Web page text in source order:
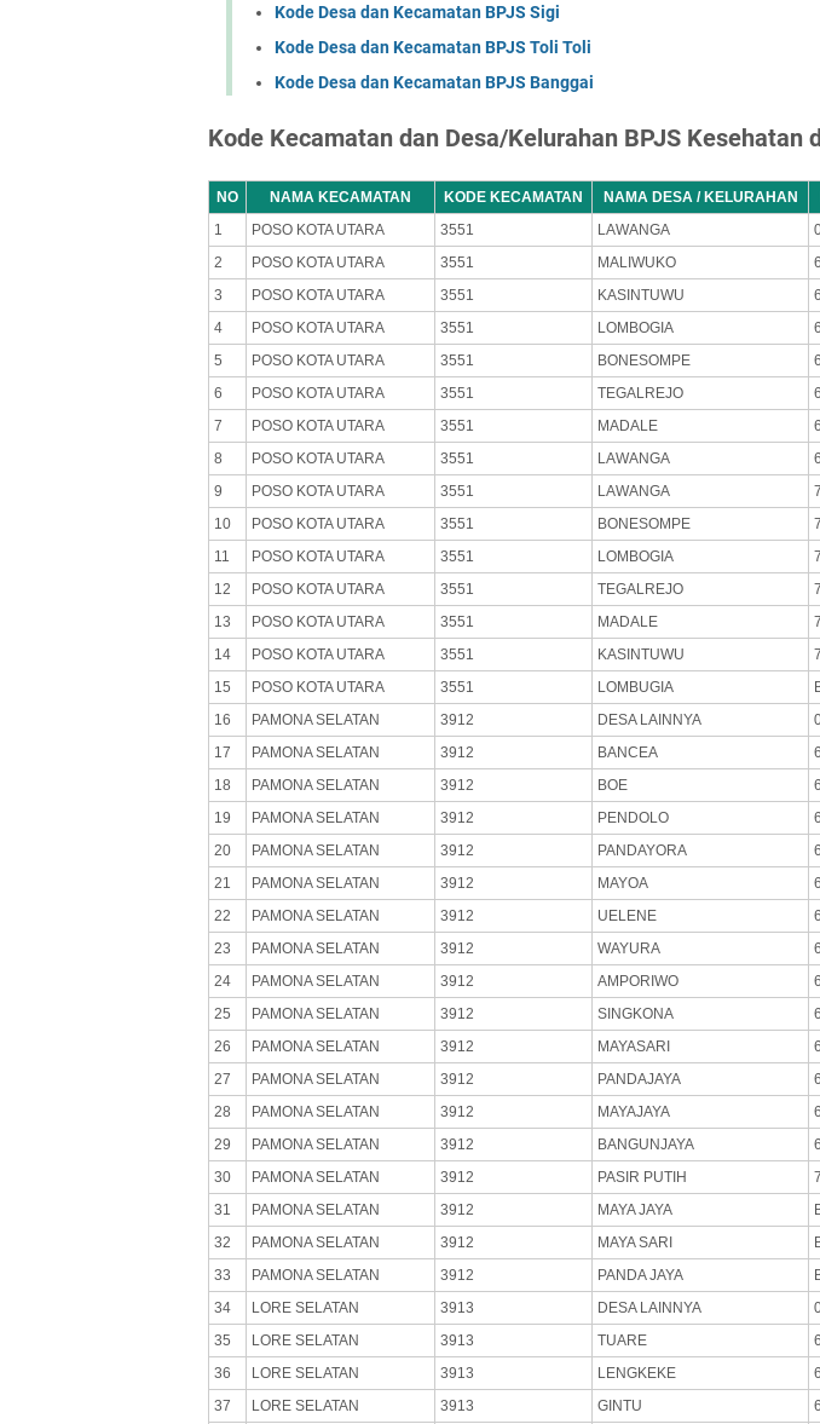
Kode Desa dan Kecamatan BPJS Sigi
Kode Desa dan Kecamatan BPJS Toli Toli
Kode Desa dan Kecamatan BPJS Banggai
Kode Kecamatan dan Desa/Kelurahan BPJS Kesehatan
NO NAMA KECAMATAN KODE KECAMATAN NAMA DESA / KELURAHAN
1
POSO KOTA UTARA 3551 LAWANGA
2
POSO KOTA UTARA 3551 MALIWUKO
3
POSO KOTA UTARA 3551 KASINTUWU
4
POSO KOTA UTARA 3551 LOMBOGIA
5
POSO KOTA UTARA 3551 BONESOMPE
6
POSO KOTA UTARA 3551 TEGALREJO
7
POSO KOTA UTARA 3551 MADALE
8
POSO KOTA UTARA 3551 LAWANGA
9
POSO KOTA UTARA 3551 LAWANGA
10
POSO KOTA UTARA 3551 BONESOMPE
11
POSO KOTA UTARA 3551 LOMBOGIA
12
POSO KOTA UTARA 3551 TEGALREJO
13
POSO KOTA UTARA 3551 MADALE
14
POSO KOTA UTARA 3551 KASINTUWU
15
POSO KOTA UTARA 3551 LOMBUGIA
16
PAMONA SELATAN 3912 DESA LAINNYA
17
PAMONA SELATAN 3912 BANCEA
18
PAMONA SELATAN 3912 BOE
19
PAMONA SELATAN 3912 PENDOLO
20
PAMONA SELATAN 3912 PANDAYORA
21
PAMONA SELATAN 3912 MAYOA
22
PAMONA SELATAN 3912 UELENE
23
PAMONA SELATAN 3912 WAYURA
24
PAMONA SELATAN 3912 AMPORIWO
25
PAMONA SELATAN 3912 SINGKONA
26
PAMONA SELATAN 3912 MAYASARI
27
PAMONA SELATAN 3912 PANDAJAYA
28
PAMONA SELATAN 3912 MAYAJAYA
29
PAMONA SELATAN 3912 BANGUNJAYA
30
PAMONA SELATAN 3912 PASIR PUTIH
31
PAMONA SELATAN 3912 MAYA JAYA
32
PAMONA SELATAN 3912 MAYA SARI
33
PAMONA SELATAN 3912 PANDA JAYA
34
LORE SELATAN 3913 DESA LAINNYA
35
LORE SELATAN 3913 TUARE
36
LORE SELATAN 3913 LENGKEKE
37
LORE SELATAN 3913 GINTU